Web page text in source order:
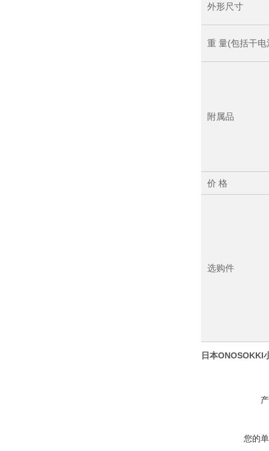
外形尺寸
重 量(包括干电
附属品
价 格
选购件
日本ONOSOKKI
您的